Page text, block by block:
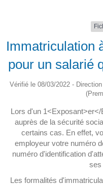
Immatriculation
pour un salarié
Vérifié le 08/03/2022 -
Lors d'un
auprès de la sécurité
certains cas. En effet,
employeur votre numéro
numéro d'identification
ses
Les formalités